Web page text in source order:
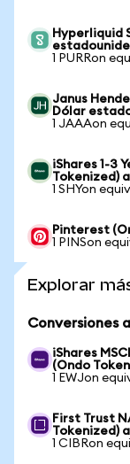
Hyperliquid
1 PURRon
Janus
Dólar
1 JAAAon
iShares 1-3
Tokenized)
1 SHYon
Pinterest
1 PINSon
Explorar
Conversiones
iShares
(Ondo
1 EWJon
First Trust
Tokenized)
1 CIBRon